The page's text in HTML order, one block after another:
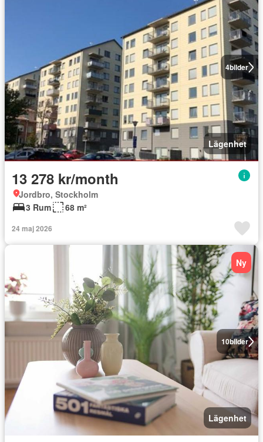
4bilder
Lägenhet
13 278 kr/month
Jordbro, Stockholm
3 Rum
68 m²
24 maj 2026
10bilder
Ny
Lägenhet